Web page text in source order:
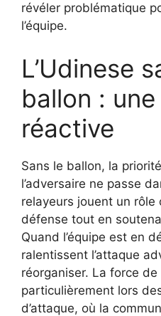
révéler problématique
l’équipe.
L’Udinese
ballon :
réactive
Sans le ballon, la
l’adversaire ne passe
relayeurs jouent un rôle
défense tout en
Quand l’équipe est en
ralentissent l’attaque
réorganiser. La force de
particulièrement lors
d’attaque, où la